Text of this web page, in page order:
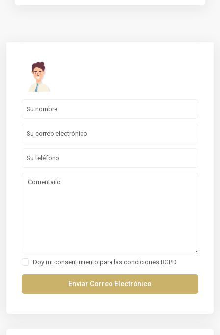
Doy mi consentimiento para lascondiciones RGPD